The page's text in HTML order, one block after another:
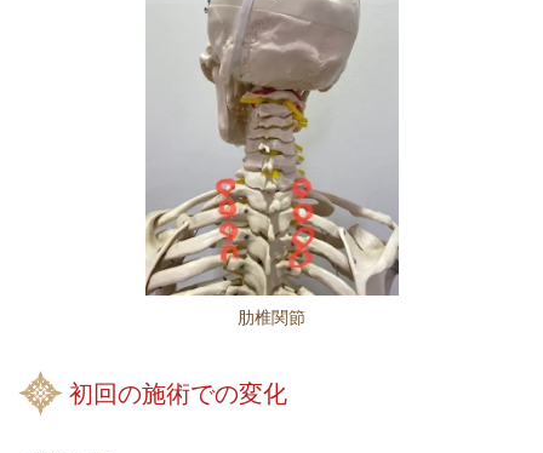
肋椎関節
初回の施術での変化